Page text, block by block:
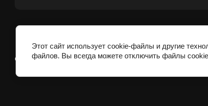
© 2022 Магазин ПЕРВЫЙ ПОЖАРНЫЙ
Этот сайт использует cookie-файлы и другие
файлов. Вы всегда можете отключить файлы